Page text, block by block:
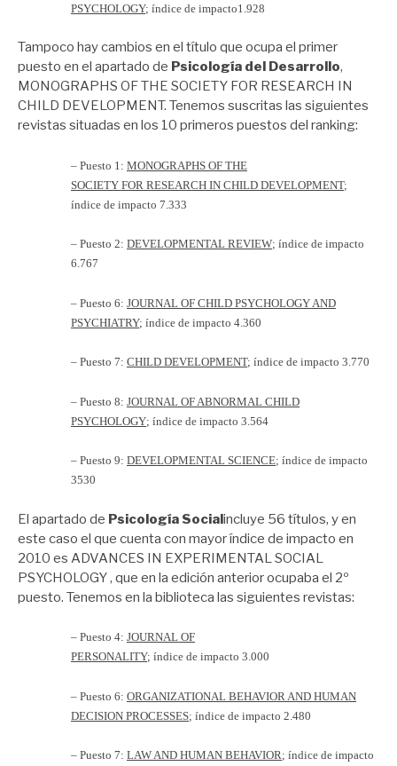
PSYCHOLOGY; índice de impacto1.928
Tampoco hay cambios en el título que ocupa el primer
puesto en el apartado de Psicología del Desarrollo,
MONOGRAPHS OF THE SOCIETY FOR RESEARCH IN
CHILD DEVELOPMENT. Tenemos suscritas las siguientes
revistas situadas en los 10 primeros puestos del ranking:
– Puesto 1: MONOGRAPHS OF THE
SOCIETY FOR RESEARCH IN CHILD DEVELOPMENT;
índice de impacto 7.333
– Puesto 2: DEVELOPMENTAL REVIEW; índice de impacto
6.767
– Puesto 6: JOURNAL OF CHILD PSYCHOLOGY AND
PSYCHIATRY; índice de impacto 4.360
– Puesto 7: CHILD DEVELOPMENT; índice de impacto 3.770
– Puesto 8: JOURNAL OF ABNORMAL CHILD
PSYCHOLOGY; índice de impacto 3.564
– Puesto 9: DEVELOPMENTAL SCIENCE; índice de impacto
3530
El apartado de Psicología Socialincluye 56 títulos, y en
este caso el que cuenta con mayor índice de impacto en
2010 es ADVANCES IN EXPERIMENTAL SOCIAL
PSYCHOLOGY , que en la edición anterior ocupaba el 2º
puesto. Tenemos en la biblioteca las siguientes revistas:
– Puesto 4: JOURNAL OF
PERSONALITY; índice de impacto 3.000
– Puesto 6: ORGANIZATIONAL BEHAVIOR AND HUMAN
DECISION PROCESSES; índice de impacto 2.480
– Puesto 7: LAW AND HUMAN BEHAVIOR; índice de impacto